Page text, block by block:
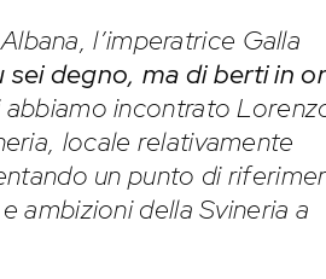
l’imperatrice Galla
degno, ma di berti in
incontrato
locale relativamente
un punto di
ambizioni della Svineria a